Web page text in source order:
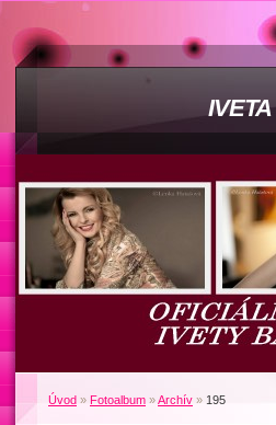
Úvod » Fotoalbum »Archív » 195